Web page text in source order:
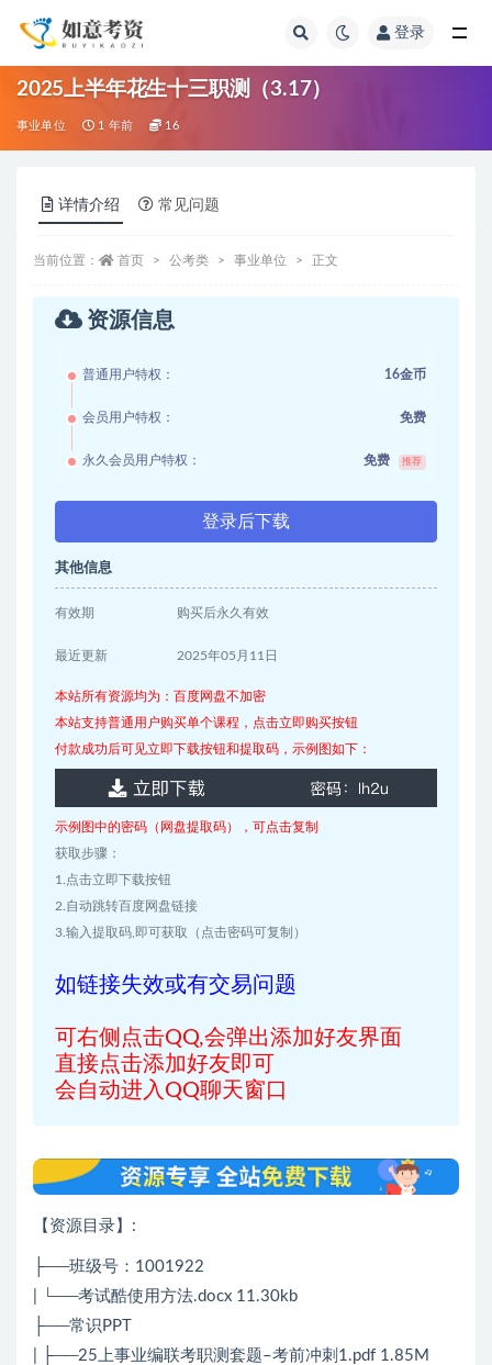
登录
2025上半年花生十三职测（3.17）
事业单位 1 年前 16
详情介绍 常见问题
当前位置： 首页 公考类 事业单位 正文
资源信息
普通用户特权： 16金币
会员用户特权： 免费
永久会员用户特权： 免费 推荐
登录后下载
其他信息
有效期 购买后永久有效
最近更新 2025年05月11日
本站所有资源均为：百度网盘不加密
本站支持普通用户购买单个课程，点击立即购买按钮
付款成功后可见立即下载按钮和提取码，示例图如下：
示例图中的密码（网盘提取码），可点击复制
获取步骤：
1.点击立即下载按钮
2.自动跳转百度网盘链接
3.输入提取码,即可获取（点击密码可复制）
如链接失效或有交易问题
可右侧点击QQ,会弹出添加好友界面
直接点击添加好友即可
会自动进入QQ聊天窗口
【资源目录】:
├──班级号：1001922
| └──考试酷使用方法.docx 11.30kb
├──常识PPT
| ├──25上事业编联考职测套题–考前冲刺1.pdf 1.85M